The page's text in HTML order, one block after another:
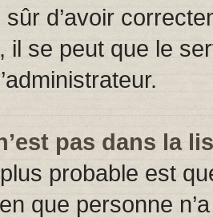
d’avoir
il se peut que le
pas dans la
probable est
que personne